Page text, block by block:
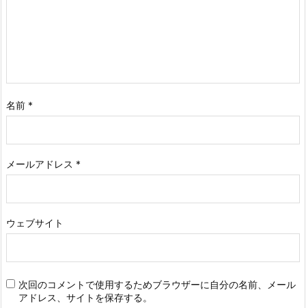
名前 *
メールアドレス *
ウェブサイト
次回のコメントで使用するためブラウザーに自分の名前、メール
アドレス、サイトを保存する。